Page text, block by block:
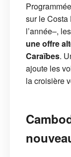
sur le Costa
l’année–,
une offre
Caraïbes.
ajoute les
la croisière